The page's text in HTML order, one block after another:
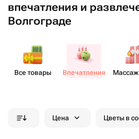
впечатления и
Волгограде
Все товары Впеча​тления Массаж
Цена Цветы в